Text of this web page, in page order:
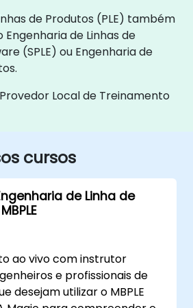
de Produtos (PLE) também
de Linhas de
(SPLE) ou Engenharia de
Local de Treinamento
cursos
de Linha de
ao vivo com instrutor
e profissionais de
desejam utilizar o MBPLE